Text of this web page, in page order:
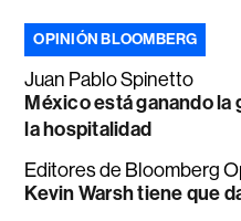
OPINIÓN BLOOMBERG
Juan Pablo Spinetto
México está ganando la
la hospitalidad
Editores de Bloomberg
Kevin Warsh tiene que